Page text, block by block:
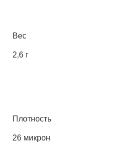
Вес
2,6 г
Плотность
26 микрон